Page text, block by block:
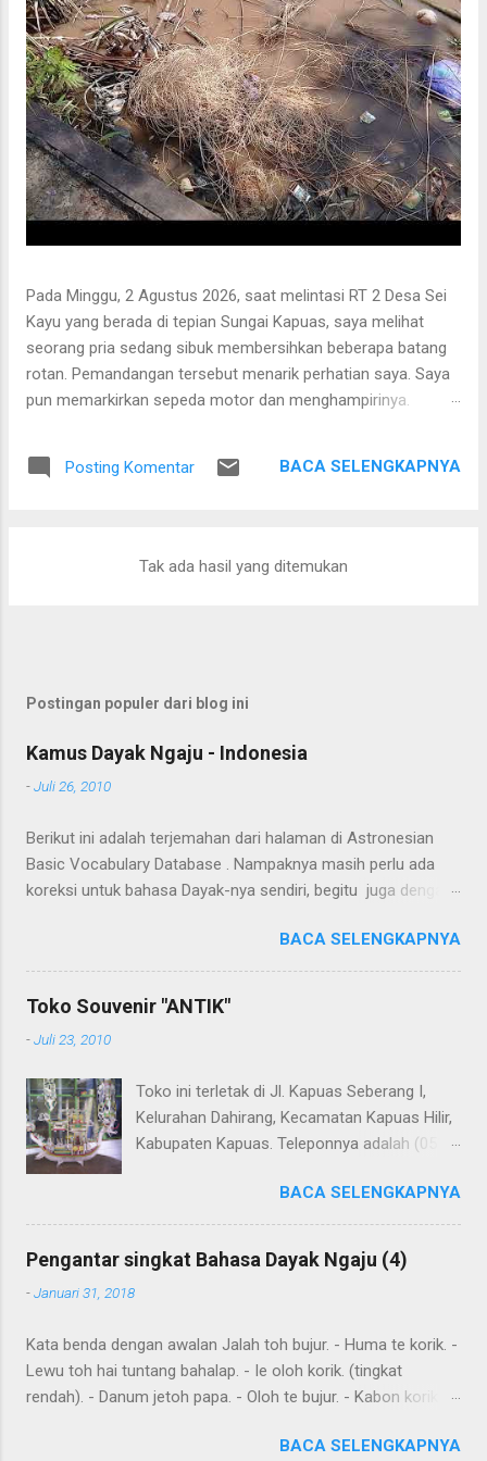
Pada Minggu, 2 Agustus 2026, saat melintasi RT 2 Desa Sei
Kayu yang berada di tepian Sungai Kapuas, saya melihat
seorang pria sedang sibuk membersihkan beberapa batang
rotan. Pemandangan tersebut menarik perhatian saya. Saya
pun memarkirkan sepeda motor dan menghampirinya.
mengenai proses pengolahan rotan hingga menjadi bahan
baku tikar anyaman. Di tangan masyarakat setempat, rotan
memiliki nilai ekonomi. Bapak tersebut bercerita bahwa rotan
akan dipegang harus dibersihkan terlebih dahulu. Setelah
Posting Komentar BACA SELENGKAPNYA
Tak ada hasil yang ditemukan
Postingan populer dari blog ini
Kamus Dayak Ngaju - Indonesia
-Juli 26, 2010
Berikut ini adalah terjemahan dari halaman di Astronesian
Basic Vocabulary Database . Nampaknya masih perlu ada
koreksi untuk bahasa Dayak-nya sendiri, begitu juga dengan
Translate . Koreksi bahasa dibantu oleh Dra. Hernawaty,
M.Kes. Untuk koreksi dari halaman ini dapat diberikan pada
komentar. Upaya penerjemahan Kamus Bahasa Dayak -
Dayak Ngaju - Indonesia .
BACA SELENGKAPNYA
Toko Souvenir "ANTIK"
-Juli 23, 2010
Toko ini terletak di Jl. Kapuas Seberang I,
Kelurahan Dahirang, Kecamatan Kapuas Hilir,
Kabupaten Kapuas. Teleponnya adalah (0513)
khas Kapuas seperti perahu naga yang
terbuat dari getah nyatu (sebagaimana
tampak dalam gambar berikut ini): Perahu
naga dari getah nyatu
BACA SELENGKAPNYA
Pengantar singkat Bahasa Dayak Ngaju (4)
-Januari 31, 2018
Kata benda dengan awalan Jalah toh bujur. - Huma te korik. -
Lewu toh hai tuntang bahalap. - Ie oloh korik. (tingkat
rendah). - Danum jetoh papa. - Oloh te bujur. - Kabon korik te
sederhana yang dibentuk dari kata sehari-hari Ingat: Kalimat
BACA SELENGKAPNYA